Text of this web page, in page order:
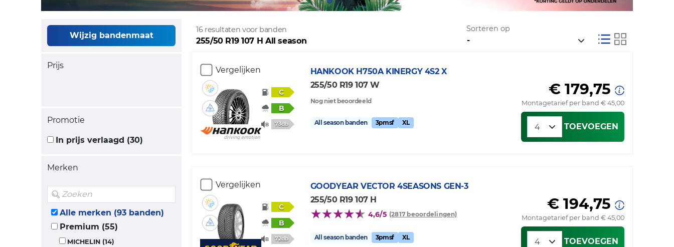
Wijzig bandenmaat
Prijs
Promotie
In prijs verlaagd (30)
Merken
Alle merken (93 banden)
Premium (55)
MICHELIN (14)
16 resultaten voor banden
255/50 R19 107 H All season
Sorteren op
Vergelijken
C
B
73db
HANKOOK H750A KINERGY 4S2 X
255/50 R19 107 W
Nog niet beoordeeld
All season banden 3pmsf XL
€ 179,75
Montagetarief per band € 45,00
TOEVOEGEN
Vergelijken
C
B
72db
GOODYEAR VECTOR 4SEASONS GEN-3
255/50 R19 107 H
4,6/5 (2817 beoordelingen)
All season banden 3pmsf XL
€ 194,75
Montagetarief per band € 45,00
TOEVOEGEN